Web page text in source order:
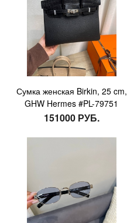
Сумка женская Birkin, 25 cm,
GHW Hermes #PL-79751
151000 РУБ.